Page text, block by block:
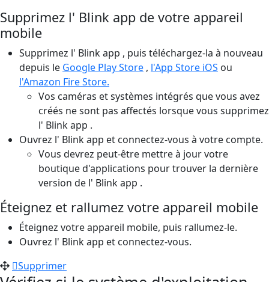
Supprimez l' Blink app de votre appareil
mobile
Supprimez l' Blink app , puis téléchargez-la à nouveau
depuis le Google Play Store , l'App Store iOS ou
l'Amazon Fire Store.
Vos caméras et systèmes intégrés que vous avez
créés ne sont pas affectés lorsque vous supprimez
l' Blink app .
Ouvrez l' Blink app et connectez-vous à votre compte.
Vous devrez peut-être mettre à jour votre
boutique d'applications pour trouver la dernière
version de l' Blink app .
Éteignez et rallumez votre appareil mobile
Éteignez votre appareil mobile, puis rallumez-le.
Ouvrez l' Blink app et connectez-vous.
Supprimer